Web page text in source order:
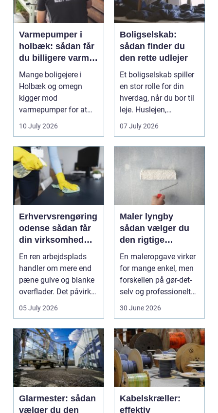
Varmepumper i
holbæk: sådan får
du billigere varme
og bedre
indeklima
Mange boligejere i
Holbæk og omegn
kigger mod
varmepumper for at
sænke
varmeregningen og få
et sunde...
10 July 2026
Boligselskab:
sådan finder du
den rette udlejer
Et boligselskab spiller
en stor rolle for din
hverdag, når du bor til
leje. Huslejen,
vedligeh...
07 July 2026
Erhvervsrengøring
odense sådan får
din virksomhed
mest værdi for
pengene
En ren arbejdsplads
handler om mere end
pæne gulve og blanke
overflader. Det påvirker
både arbejdsmi...
05 July 2026
Maler lyngby
sådan vælger du
den rigtige
fagmand
En maleropgave virker
for mange enkel, men
forskellen på gør-det-
selv og professionelt
arbejde er of...
30 June 2026
Glarmester: sådan
vælger du den
Kabelskræller:
effektiv